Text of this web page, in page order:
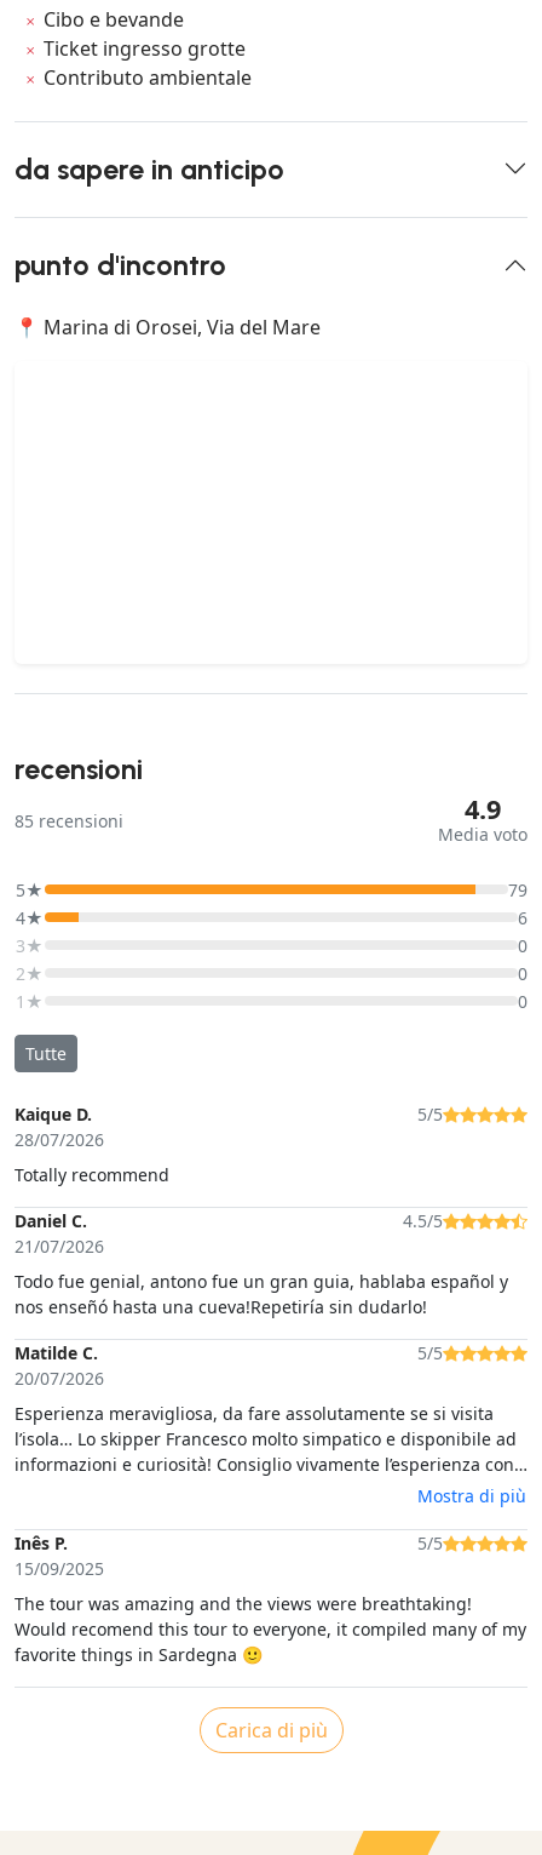
Cibo e bevande
Ticket ingresso grotte
Contributo ambientale
da sapere in anticipo
punto d'incontro
📍 Marina di Orosei, Via del Mare
recensioni
85 recensioni 4.9
Media voto
5★
79
4★
6
3★
0
2★
0
1★
0
Tutte
Kaique D.
28/07/2026
5/5
Totally recommend
Daniel C.
21/07/2026
4.5/5
Todo fue genial, antono fue un gran guia, hablaba español y
nos enseñó hasta una cueva!Repetiría sin dudarlo!
Matilde C.
20/07/2026
5/5
Esperienza meravigliosa, da fare assolutamente se si visita
l’isola… Lo skipper Francesco molto simpatico e disponibile ad
informazioni e curiosità! Consiglio vivamente l’esperienza con
Mostra di più
Inês P.
15/09/2025
5/5
The tour was amazing and the views were breathtaking!
Would recomend this tour to everyone, it compiled many of my
favorite things in Sardegna 🙂
Carica di più